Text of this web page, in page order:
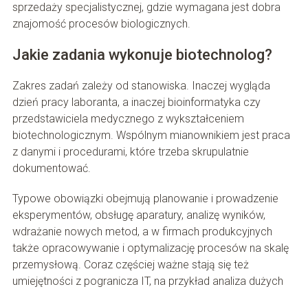
sprzedaży specjalistycznej, gdzie wymagana jest dobra
znajomość procesów biologicznych.
Jakie zadania wykonuje biotechnolog?
Zakres zadań zależy od stanowiska. Inaczej wygląda
dzień pracy laboranta, a inaczej bioinformatyka czy
przedstawiciela medycznego z wykształceniem
biotechnologicznym. Wspólnym mianownikiem jest praca
z danymi i procedurami, które trzeba skrupulatnie
dokumentować.
Typowe obowiązki obejmują planowanie i prowadzenie
eksperymentów, obsługę aparatury, analizę wyników,
wdrażanie nowych metod, a w firmach produkcyjnych
także opracowywanie i optymalizację procesów na skalę
przemysłową. Coraz częściej ważne stają się też
umiejętności z pogranicza IT, na przykład analiza dużych